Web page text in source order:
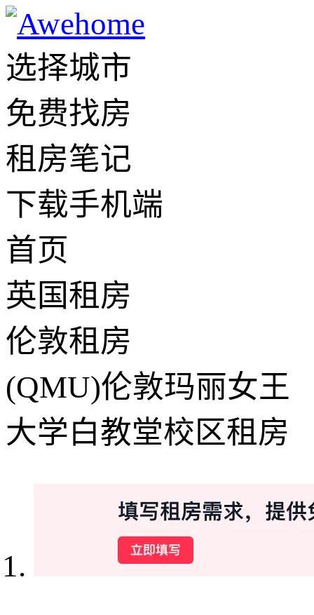
选择城市
免费找房
租房笔记
下载手机端
首页
英国租房
伦敦租房
(QMU)伦敦玛丽女王
大学白教堂校区租房